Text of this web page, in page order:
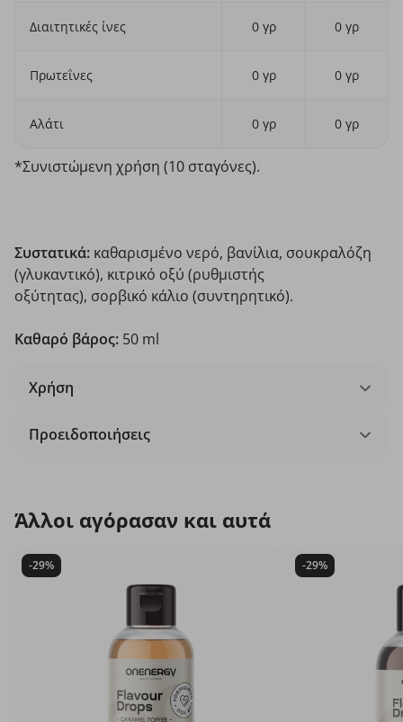
Διαιτητικές ίνες 0 γρ 0 γρ
Πρωτεΐνες 0 γρ 0 γρ
Αλάτι 0 γρ 0 γρ
*Συνιστώμενη χρήση (10 σταγόνες).
Συστατικά: καθαρισμένο νερό, βανίλια, σουκραλόζη
(γλυκαντικό), κιτρικό οξύ (ρυθμιστής
οξύτητας), σορβικό κάλιο (συντηρητικό).
Καθαρό βάρος: 50 ml
Χρήση
Προειδοποιήσεις
Άλλοι αγόρασαν και αυτά
-29% -29%